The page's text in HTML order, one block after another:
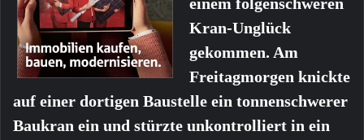
Kran-Unglück
gekommen. Am
Freitagmorgen knickte
auf einer dortigen Baustelle ein tonnenschwerer
Baukran ein und stürzte unkontrolliert in ein